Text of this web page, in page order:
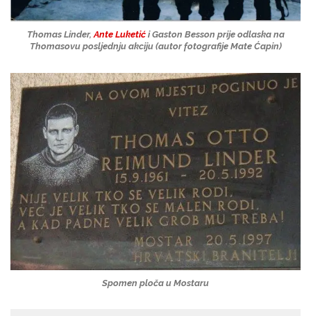
Thomas Linder,Ante Luketići Gaston Besson prije odlaska na
Thomasovu posljednju akciju (autor fotografije Mate Ćapin)
Spomen ploča u Mostaru